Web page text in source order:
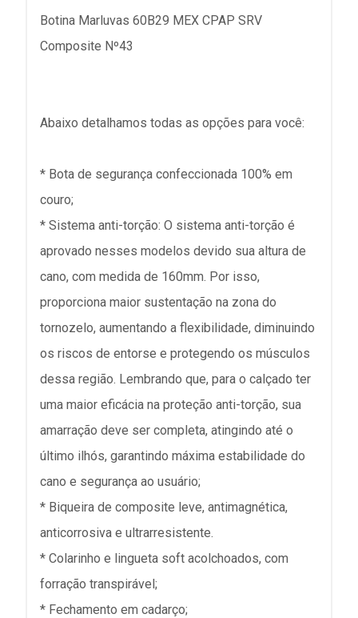
Botina Marluvas 60B29 MEX CPAP SRV
Composite Nº43
Abaixo detalhamos todas as opções para você:
* Bota de segurança confeccionada 100% em
couro;
* Sistema anti-torção: O sistema anti-torção é
aprovado nesses modelos devido sua altura de
cano, com medida de 160mm. Por isso,
proporciona maior sustentação na zona do
tornozelo, aumentando a flexibilidade, diminuindo
os riscos de entorse e protegendo os músculos
dessa região. Lembrando que, para o calçado ter
uma maior eficácia na proteção anti-torção, sua
amarração deve ser completa, atingindo até o
último ilhós, garantindo máxima estabilidade do
cano e segurança ao usuário;
* Biqueira de composite leve, antimagnética,
anticorrosiva e ultrarresistente.
* Colarinho e lingueta soft acolchoados, com
forração transpirável;
* Fechamento em cadarço;